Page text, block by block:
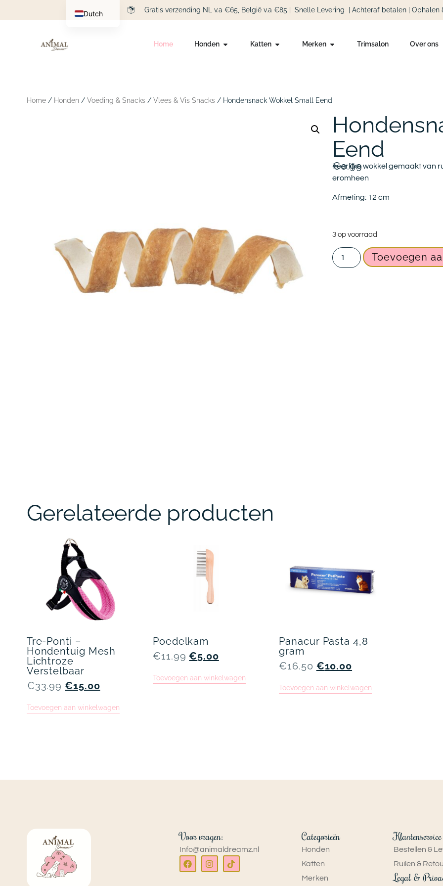
Gratis verzending NL v.a €65, België v.a €85 | Snelle Levering | Achteraf betalen | Ophalen
Home Honden Katten Merken Trimsalon Over ons
Home/ Honden/ Voeding & Snacks/ Vlees & Vis Snacks/ Hondensnack Wokkel Small Eend
Eend
€0.99
heerlijke wokkel gemaakt van
eromheen
Afmeting: 12 cm
3 op voorraad
Toevoegen
Gerelateerde producten
Tre-Ponti –
Hondentuig Mesh
Lichtroze
Verstelbaar
€33.99 €15.00
Toevoegen aan winkelwagen
Poedelkam
€11.99 €5.00
Toevoegen aan winkelwagen
Panacur Pasta 4,8
gram
€16.50 €10.00
Toevoegen aan winkelwagen
Voor vragen:
Info@animaldreamz.nl
Categorieën
Honden
Katten
Merken
Klantenservice
Bestellen &
Ruilen &
Legal &
Dutch